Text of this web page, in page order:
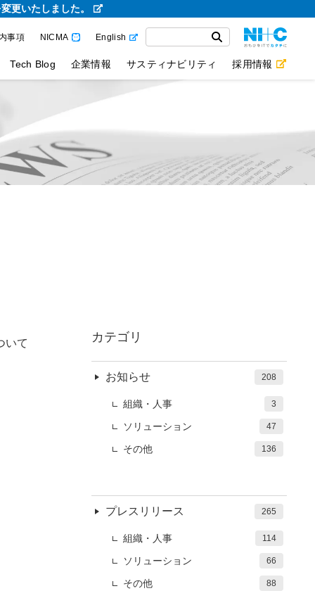
更いたしました。
事項 NICMA English
Tech Blog 企業情報 サスティナビリティ 採用情報
いて カテゴリ
お知らせ 208
組織・人事 3
ソリューション 47
その他 136
プレスリリース 265
組織・人事 114
ソリューション 66
その他 88